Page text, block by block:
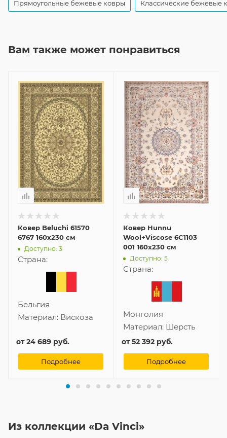
Прямоугольные бежевые ковры Классические бежевые
Вам также может понравиться
Ковер Beluchi 61570
6767 160x230 см
Доступно: 3
Страна:
Бельгия
Материал: Вискоза
от24 689 руб.
Подробнее
Ковер Hunnu
Wool+Viscose 6C1103
001 160x230 см
Доступно: 5
Страна:
Монголия
Материал: Шерсть
от52 392 руб.
Подробнее
Из коллекции «Da Vinci»